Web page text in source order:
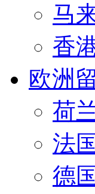
马
香
欧洲
荷
法国
德国